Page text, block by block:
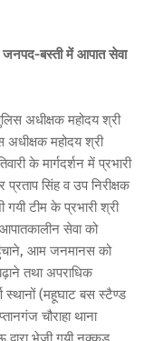
बस्ती में आपात सेवा
अधीक्षक महोदय श्री
अधीक्षक महोदय श्री
के मार्गदर्शन में प्रभारी
प्रताप सिंह व उप निरीक्षक
गयी टीम के प्रभारी श्री
सेवा को
आम जनमानस को
तथा अपराधिक
स्थानों (महूघाट बस स्टैण्ड
चौराहा थाना